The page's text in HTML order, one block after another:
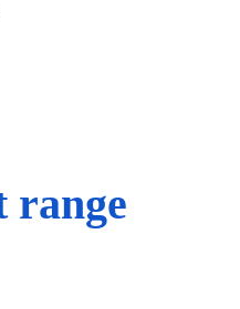
range